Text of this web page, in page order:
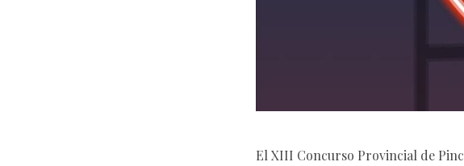
El XIII Concurso Provincial de